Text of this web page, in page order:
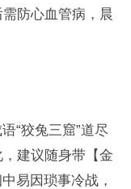
防心血管病，晨
“狡兔三窟”道尽
建议随身带【金
易因琐事冷战，